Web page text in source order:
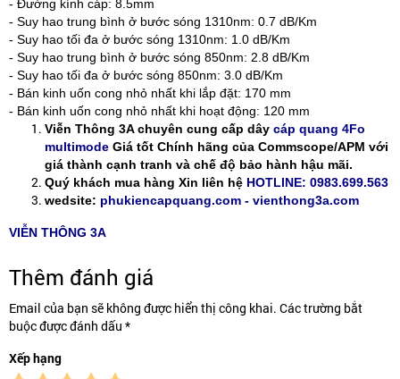
- Đường kính cáp: 8.5mm
- Suy hao trung bình ở bước sóng 1310nm: 0.7 dB/Km
- Suy hao tối đa ở bước sóng 1310nm: 1.0 dB/Km
- Suy hao trung bình ở bước sóng 850nm: 2.8 dB/Km
- Suy hao tối đa ở bước sóng 850nm: 3.0 dB/Km
- Bán kinh uốn cong nhỏ nhất khi lắp đặt: 170 mm
- Bán kinh uốn cong nhỏ nhất khi hoạt động: 120 mm
Viễn Thông 3A chuyên cung cấp dây cáp quang 4Fo
multimode Giá tốt Chính hãng của Commscope/APM với
giá thành cạnh tranh và chế độ bảo hành hậu mãi.
Quý khách mua hàng Xin liên hệ HOTLINE: 0983.699.563
wedsite: phukiencapquang.com - vienthong3a.com
VIỄN THÔNG 3A
Thêm đánh giá
Email của bạn sẽ không được hiển thị công khai. Các trường bắt
buộc được đánh dấu *
Xếp hạng